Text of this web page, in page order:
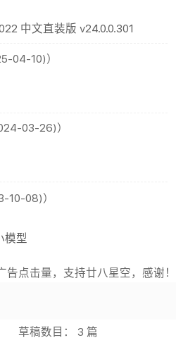
中文直装版 v24.0.0.301
04-10)）
03-26)）
10-08)）
模型
点击量，支持廿八星空，感谢！
草稿数目： 3 篇